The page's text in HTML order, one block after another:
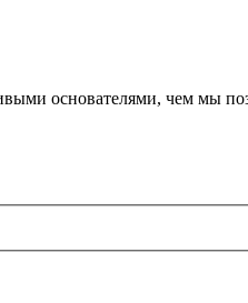
основателями, чем мы